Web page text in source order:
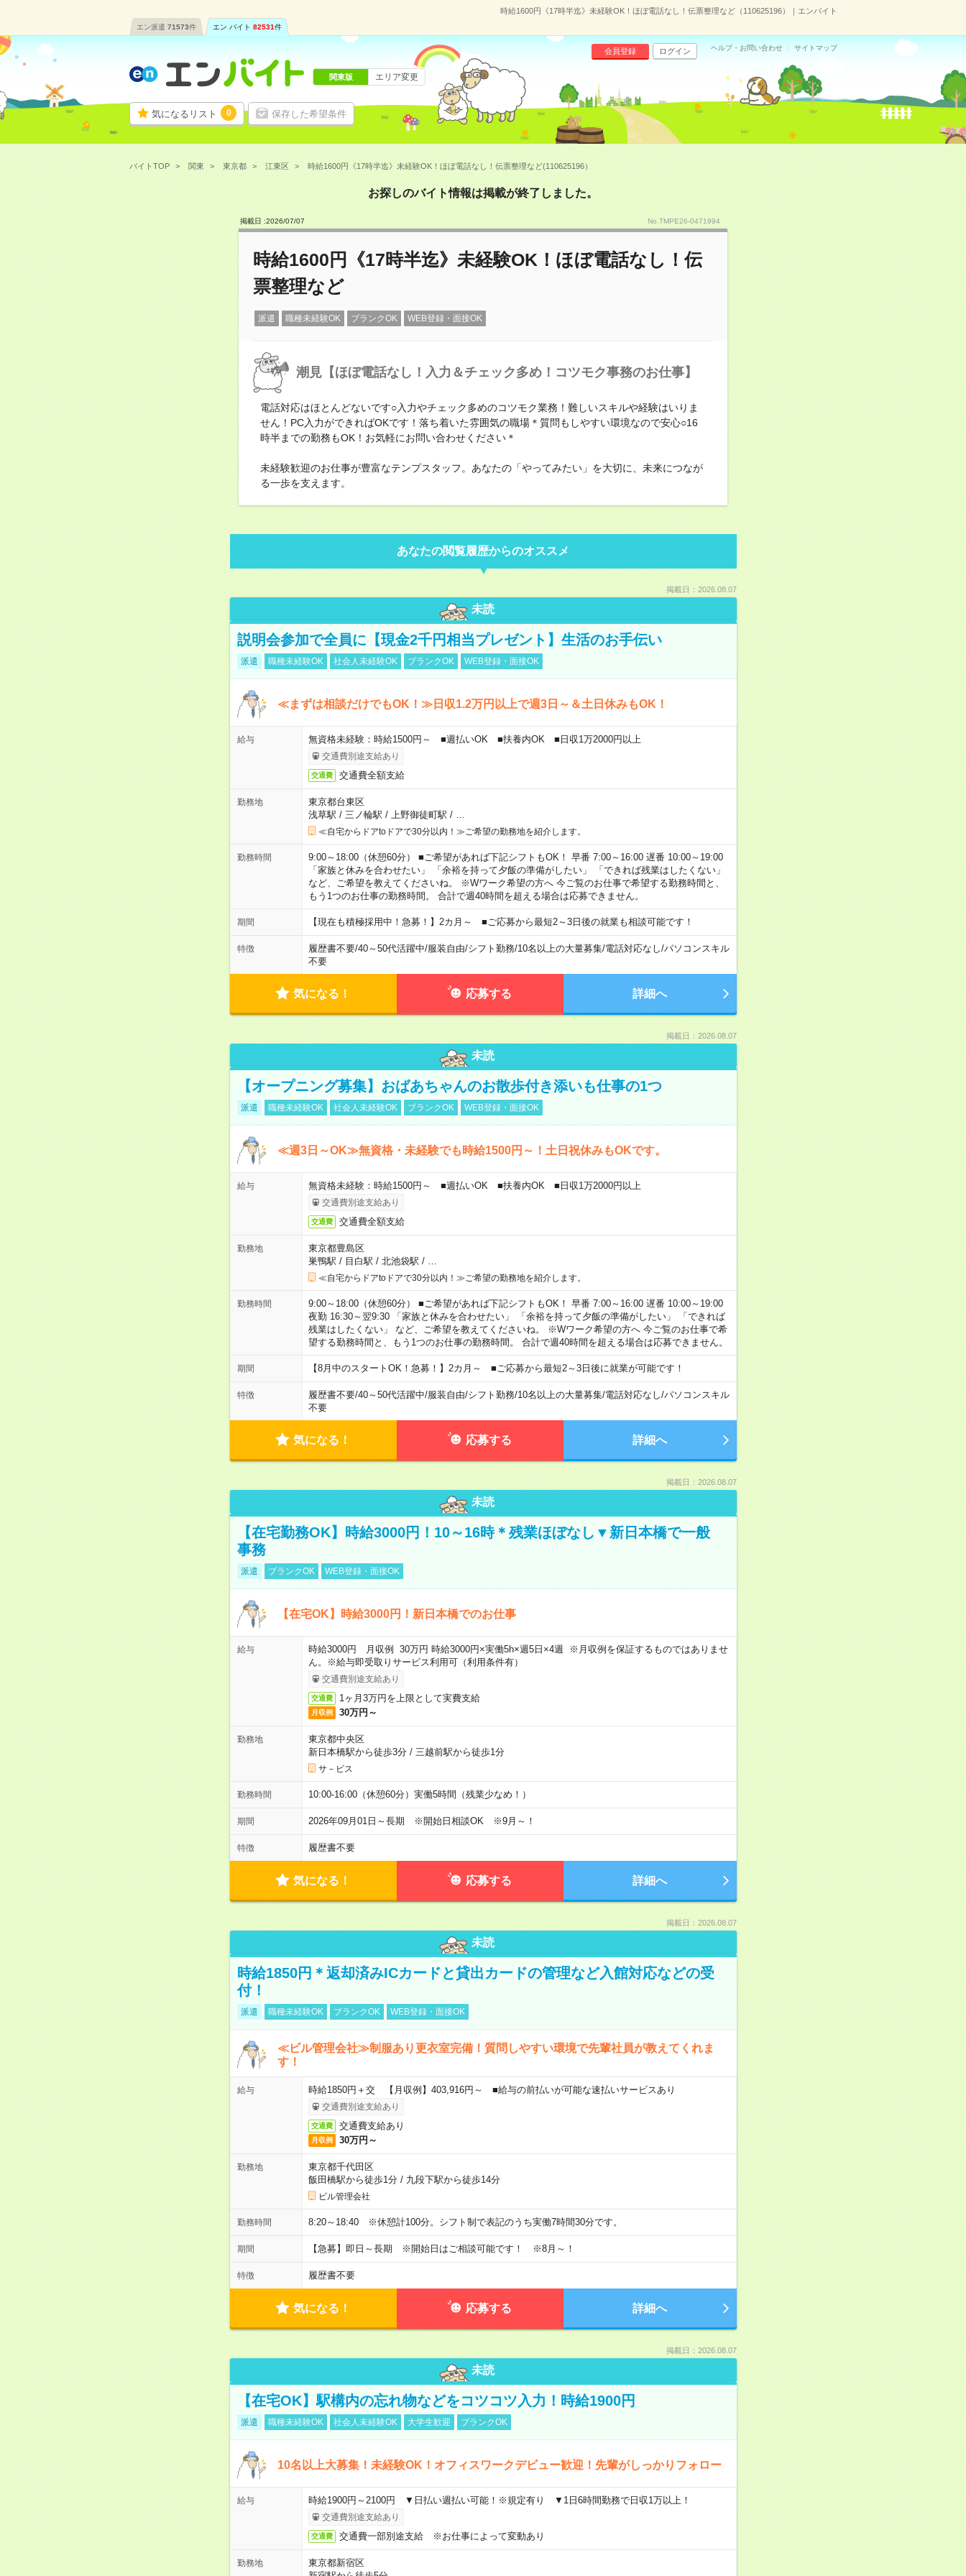
時給1600円《17時半迄》未経験OK！ほぼ電話なし！伝票整理など（110625196）｜エンバイト
エン派遣 71573件 エン バイト 82531件
気になるリスト 0 保存した希望条件
会員登録 ログイン ヘルプ・お問い合わせ サイトマップ
関東版 エリア変更
バイトTOP 関東 東京都 江東区 時給1600円《17時半迄》未経験OK！ほぼ電話なし！伝票整理など(110625196）
お探しのバイト情報は掲載が終了しました。
掲載日 :2026/07/07 No.TMPE26-0471994
時給1600円《17時半迄》未経験OK！ほぼ電話なし！伝
票整理など
派遣 職種未経験OK ブランクOK WEB登録・面接OK
潮見【ほぼ電話なし！入力＆チェック多め！コツモク事務のお仕事】
電話対応はほとんどないです○入力やチェック多めのコツモク業務！難しいスキルや経験はいりま
せん！PC入力ができればOKです！落ち着いた雰囲気の職場＊質問もしやすい環境なので安心○16
時半までの勤務もOK！お気軽にお問い合わせください＊
未経験歓迎のお仕事が豊富なテンプスタッフ。あなたの「やってみたい」を大切に、未来につなが
る一歩を支えます。
あなたの閲覧履歴からのオススメ
掲載日：2026.08.07
未読
説明会参加で全員に【現金2千円相当プレゼント】生活のお手伝い
派遣 職種未経験OK 社会人未経験OK ブランクOK WEB登録・面接OK
≪まずは相談だけでもOK！≫日収1.2万円以上で週3日～＆土日休みもOK！
給与 無資格未経験：時給1500円～ ■週払いOK ■扶養内OK ■日収1万2000円以上
交通費別途支給あり
交通費 交通費全額支給
勤務地
東京都台東区
浅草駅 / 三ノ輪駅 / 上野御徒町駅 /
≪自宅からドアtoドアで30分以内！≫ご希望の勤務地を紹介します。
勤務時間
9:00～18:00（休憩60分） ■ご希望があれば下記シフトもOK！ 早番 7:00～16:00 遅番 10:00～19:00
「家族と休みを合わせたい」 「余裕を持って夕飯の準備がしたい」 「できれば残業はしたくない」
など、ご希望を教えてくださいね。 ※Wワーク希望の方へ 今ご覧のお仕事で希望する勤務時間と、
もう1つのお仕事の勤務時間。 合計で週40時間を超える場合は応募できません。
期間 【現在も積極採用中！急募！】2カ月～ ■ご応募から最短2～3日後の就業も相談可能です！
特徴 履歴書不要/40～50代活躍中/服装自由/シフト勤務/10名以上の大量募集/電話対応なし/パソコンスキル
不要
気になる！ 応募する 詳細へ
掲載日：2026.08.07
未読
【オープニング募集】おばあちゃんのお散歩付き添いも仕事の1つ
派遣 職種未経験OK 社会人未経験OK ブランクOK WEB登録・面接OK
≪週3日～OK≫無資格・未経験でも時給1500円～！土日祝休みもOKです。
給与 無資格未経験：時給1500円～ ■週払いOK ■扶養内OK ■日収1万2000円以上
交通費別途支給あり
交通費 交通費全額支給
勤務地
東京都豊島区
巣鴨駅 / 目白駅 / 北池袋駅 /
≪自宅からドアtoドアで30分以内！≫ご希望の勤務地を紹介します。
勤務時間
9:00～18:00（休憩60分） ■ご希望があれば下記シフトもOK！ 早番 7:00～16:00 遅番 10:00～19:00
夜勤 16:30～翌9:30 「家族と休みを合わせたい」 「余裕を持って夕飯の準備がしたい」 「できれば
残業はしたくない」 など、ご希望を教えてくださいね。 ※Wワーク希望の方へ 今ご覧のお仕事で希
望する勤務時間と、もう1つのお仕事の勤務時間。 合計で週40時間を超える場合は応募できません。
期間 【8月中のスタートOK！急募！】2カ月～ ■ご応募から最短2～3日後に就業が可能です！
特徴 履歴書不要/40～50代活躍中/服装自由/シフト勤務/10名以上の大量募集/電話対応なし/パソコンスキル
不要
気になる！ 応募する 詳細へ
掲載日：2026.08.07
未読
【在宅勤務OK】時給3000円！10～16時＊残業ほぼなし▼新日本橋で一般
事務
派遣 ブランクOK WEB登録・面接OK
【在宅OK】時給3000円！新日本橋でのお仕事
給与
時給3000円 月収例 30万円 時給3000円×実働5h×週5日×4週 ※月収例を保証するものではありませ
ん。※給与即受取りサービス利用可（利用条件有）
交通費別途支給あり
交通費 1ヶ月3万円を上限として実費支給
月収例 30万円～
勤務地
東京都中央区
新日本橋駅から徒歩3分/ 三越前駅から徒歩1分
サ－ビス
勤務時間 10:00-16:00（休憩60分）実働5時間（残業少なめ！）
期間 2026年09月01日～長期 ※開始日相談OK ※9月～！
特徴 履歴書不要
気になる！ 応募する 詳細へ
掲載日：2026.08.07
未読
時給1850円＊返却済みICカードと貸出カードの管理など入館対応などの受
付！
派遣 職種未経験OK ブランクOK WEB登録・面接OK
≪ビル管理会社≫制服あり更衣室完備！質問しやすい環境で先輩社員が教えてくれま
す！
給与 時給1850円＋交 【月収例】403,916円～ ■給与の前払いが可能な速払いサービスあり
交通費別途支給あり
交通費 交通費支給あり
月収例 30万円～
勤務地
東京都千代田区
飯田橋駅から徒歩1分/ 九段下駅から徒歩14分
ビル管理会社
勤務時間 8:20～18:40 ※休憩計100分。シフト制で表記のうち実働7時間30分です。
期間 【急募】即日～長期 ※開始日はご相談可能です！ ※8月～！
特徴 履歴書不要
気になる！ 応募する 詳細へ
掲載日：2026.08.07
未読
【在宅OK】駅構内の忘れ物などをコツコツ入力！時給1900円
派遣 職種未経験OK 社会人未経験OK 大学生歓迎 ブランクOK
10名以上大募集！未経験OK！オフィスワークデビュー歓迎！先輩がしっかりフォロー
給与 時給1900円～2100円 ▼日払い週払い可能！※規定有り ▼1日6時間勤務で日収1万以上！
交通費別途支給あり
交通費 交通費一部別途支給 ※お仕事によって変動あり
勤務地
東京都新宿区